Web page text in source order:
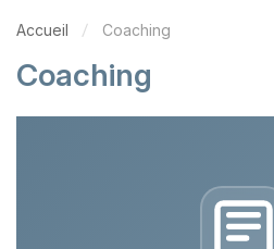
Accueil Coaching
Coaching